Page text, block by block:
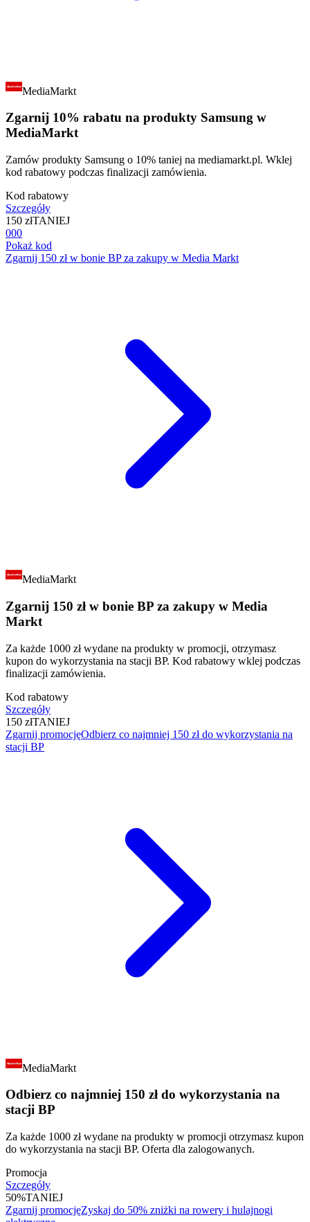
MediaMarkt
Zgarnij 10% rabatu na produkty Samsung w
MediaMarkt
Zamów produkty Samsung o 10% taniej na mediamarkt.pl. Wklej
kod rabatowy podczas finalizacji zamówienia.
Kod rabatowy
Szczegóły
150 złTANIEJ
000
Pokaż kod
Zgarnij 150 zł w bonie BP za zakupy w Media Markt
MediaMarkt
Zgarnij 150 zł w bonie BP za zakupy w Media
Markt
Za każde 1000 zł wydane na produkty w promocji, otrzymasz
kupon do wykorzystania na stacji BP. Kod rabatowy wklej podczas
finalizacji zamówienia.
Kod rabatowy
Szczegóły
150 złTANIEJ
Zgarnij promocjęOdbierz co najmniej 150 zł do wykorzystania na
stacji BP
MediaMarkt
Odbierz co najmniej 150 zł do wykorzystania na
stacji BP
Za każde 1000 zł wydane na produkty w promocji otrzymasz kupon
do wykorzystania na stacji BP. Oferta dla zalogowanych.
Promocja
Szczegóły
50%TANIEJ
Zgarnij promocjęZyskaj do 50% zniżki na rowery i hulajnogi